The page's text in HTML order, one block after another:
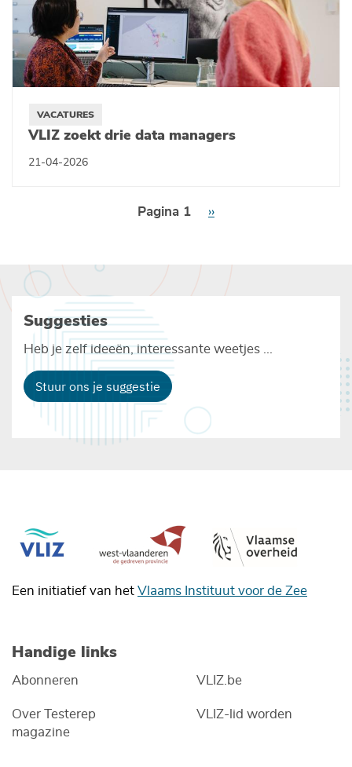
VACATURES
VLIZ zoekt drie data managers
21-04-2026
Pagina 1
Volgende
››
Suggesties
Heb je zelf ideeën, interessante weetjes ...
Stuur ons je suggestie
Een initiatief van het Vlaams Instituut voor de Zee
Handige links
Abonneren
Over Testerep
magazine
VLIZ.be
VLIZ-lid worden